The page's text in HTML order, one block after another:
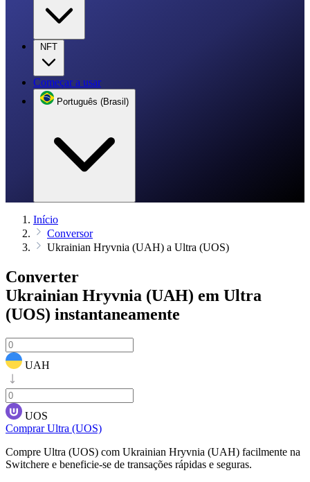
NFT
Começar a usar
Português (Brasil)
Início
Conversor
Ukrainian Hryvnia (UAH) a Ultra (UOS)
Converter
Ukrainian Hryvnia (UAH) em Ultra
(UOS) instantaneamente
UAH
UOS
Comprar Ultra (UOS)
Compre Ultra (UOS) com Ukrainian Hryvnia (UAH) facilmente na
Switchere e beneficie-se de transações rápidas e seguras.